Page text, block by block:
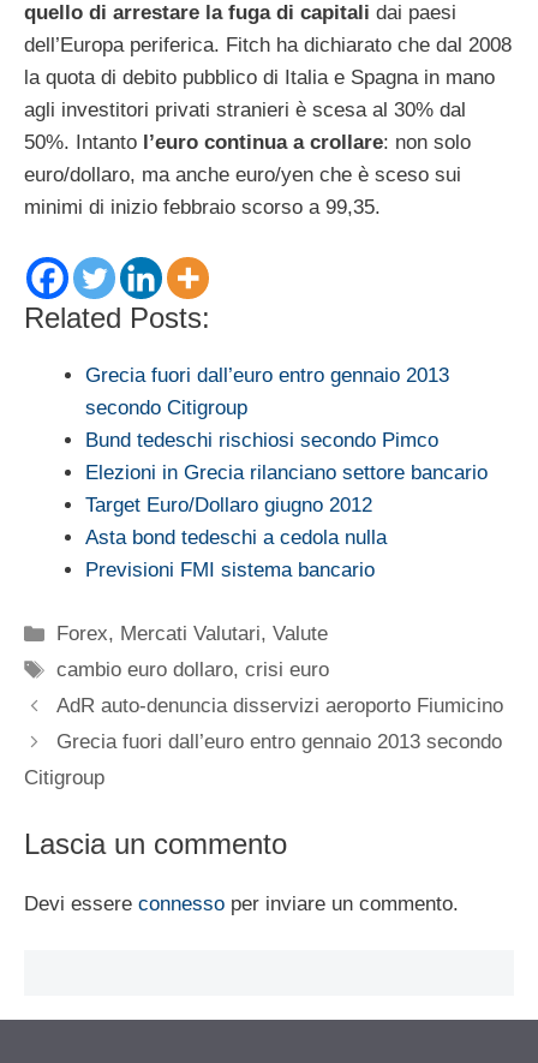
quello di arrestare la fuga di capitali dai paesi
dell’Europa periferica. Fitch ha dichiarato che dal 2008
la quota di debito pubblico di Italia e Spagna in mano
agli investitori privati stranieri è scesa al 30% dal
50%. Intanto l’euro continua a crollare: non solo
euro/dollaro, ma anche euro/yen che è sceso sui
minimi di inizio febbraio scorso a 99,35.
Related Posts:
Grecia fuori dall’euro entro gennaio 2013
secondo Citigroup
Bund tedeschi rischiosi secondo Pimco
Elezioni in Grecia rilanciano settore bancario
Target Euro/Dollaro giugno 2012
Asta bond tedeschi a cedola nulla
Previsioni FMI sistema bancario
Categorie
Forex, Mercati Valutari,Valute
Tag
cambio euro dollaro,crisi euro
AdR auto-denuncia disservizi aeroporto Fiumicino
Grecia fuori dall’euro entro gennaio 2013 secondo
Citigroup
Lascia un commento
Devi essere connesso per inviare un commento.